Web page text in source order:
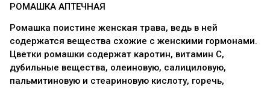
РОМАШКА АПТЕЧНАЯ
Ромашка поистине женская трава, ведь в ней
содержатся вещества схожие с женскими гормонами.
Цветки ромашки содержат каротин, витамин С,
дубильные вещества, олеиновую, салициловую,
пальмитиновую и стеариновую кислоту, горечь,